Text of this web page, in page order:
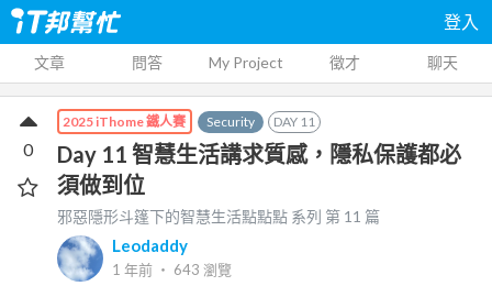
登入
文章 問答 My Project 徵才 聊天
2025 iThome 鐵人賽 Security DAY 11
Day 11 智慧生活講求質感，隱私保護都必
須做到位
邪惡隱形斗篷下的智慧生活點點點 系列 第 11 篇
Leodaddy
1 年前 ‧ 643 瀏覽
0